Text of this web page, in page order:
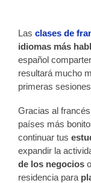
Las clases de
idiomas más
español
resultará mucho
primeras
Gracias al
países más
continuar tus
expandir la
de los negocios
residencia para